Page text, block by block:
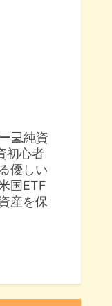
💻純資
初心者
優しい
国ETF
産を保